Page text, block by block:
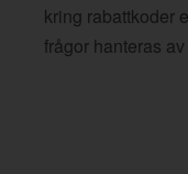
kring rabattkoder
frågor hanteras